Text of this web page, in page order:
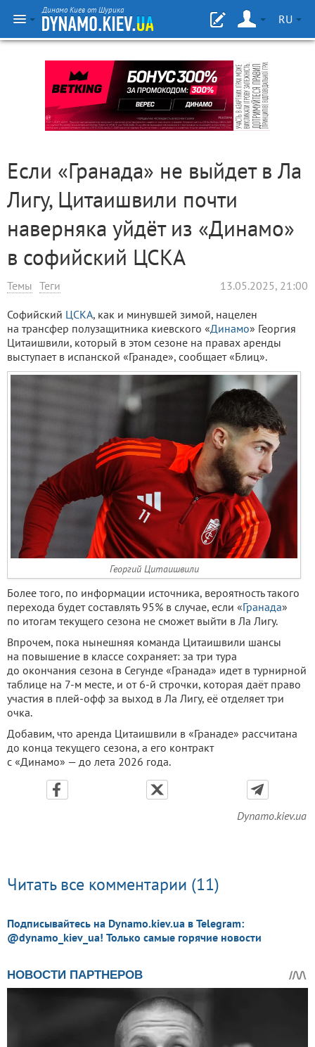
Динамо Киев от Шурика
RU
Если «Гранада» не выйдет в Ла
Лигу, Цитаишвили почти
наверняка уйдёт из «Динамо»
в софийский ЦСКА
Темы Теги 13.05.2025, 21:00
Софийский ЦСКА, как и минувшей зимой, нацелен
на трансфер полузащитника киевского «Динамо» Георгия
Цитаишвили, который в этом сезоне на правах аренды
выступает в испанской «Гранаде», сообщает «Блиц».
Георгий Цитаишвили
Более того, по информации источника, вероятность такого
перехода будет составлять 95% в случае, если «Гранада»
по итогам текущего сезона не сможет выйти в Ла Лигу.
Впрочем, пока нынешняя команда Цитаишвили шансы
на повышение в классе сохраняет: за три тура
до окончания сезона в Сегунде «Гранада» идет в турнирной
таблице на 7-м месте, и от 6-й строчки, которая даёт право
участия в плей-офф за выход в Ла Лигу, её отделяет три
очка.
Добавим, что аренда Цитаишвили в «Гранаде» рассчитана
до конца текущего сезона, а его контракт
с «Динамо» — до лета 2026 года.
Dynamo.kiev.ua
Читать все комментарии (11)
Подписывайтесь на Dynamo.kiev.ua в Telegram:
@dynamo_kiev_ua! Только самые горячие новости